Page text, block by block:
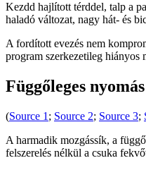
Kezdd hajlított térddel, talp a
haladó változat, nagy hát- és
A fordított evezés nem
program szerkezetileg hiányos
Függőleges
(Source 1 ; Source 2; Source 3;
A harmadik mozgássík, a
felszerelés nélkül a csuka